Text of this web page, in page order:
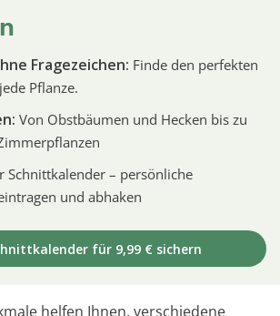
Fragezeichen: Finde den perfekten
Pflanze.
Von Obstbäumen und Hecken bis zu
Schnittkalender – persönliche
und abhaken
für 9,99 € sichern
helfen Ihnen, verschiedene